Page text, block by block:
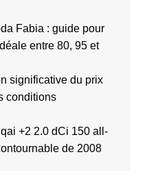
Fabia : guide pour
entre 80, 95 et
significative du prix
conditions
+2 2.0 dCi 150 all-
de 2008